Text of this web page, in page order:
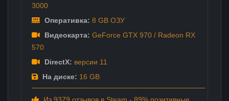
3000
Оперативка: 8 GB ОЗУ
Видеокарта: GeForce GTX 970 / Radeon RX
570
DirectX: версии 11
На диске: 16 GB
Из 9379 отзывов в Steam - 89% позитивные